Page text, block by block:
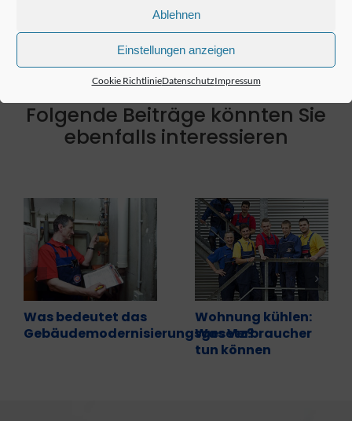
Ablehnen
Einstellungen anzeigen
Cookie RichtlinieDatenschutzImpressum
Folgende Beiträge könnten Sie
ebenfalls interessieren
Was bedeutet das
Gebäudemodernisierungsgesetz?
Wohnung kühlen:
Was Verbraucher
tun können